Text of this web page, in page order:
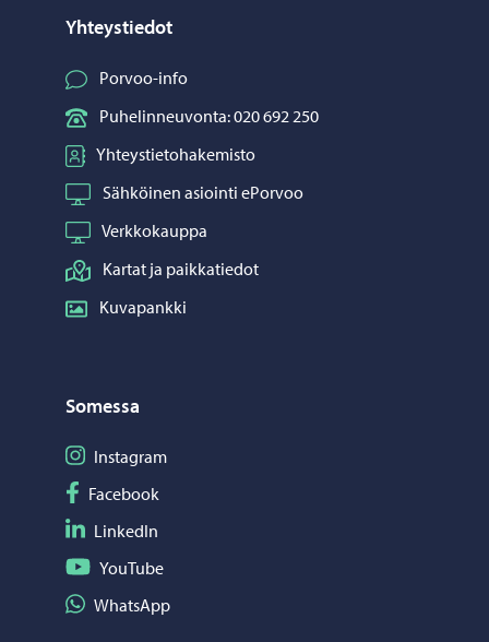
Yhteystiedot
Porvoo-info
Puhelinneuvonta: 020 692 250
Yhteystietohakemisto
Sähköinen asiointi ePorvoo
Verkkokauppa
Kartat ja paikkatiedot
Kuvapankki
Somessa
Seuraa Instagram
Instagram
Seuraa Facebook
Facebook
Seuraa LinkedIn
LinkedIn
Seuraa YouTube
YouTube
Jaa WhatsApp
WhatsApp